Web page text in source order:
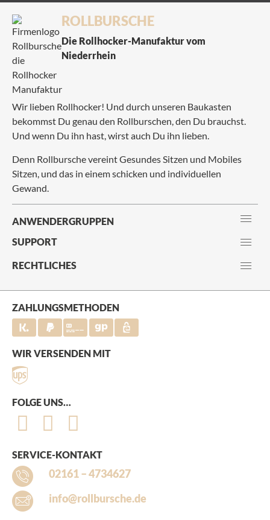
ROLLBURSCHE
Die Rollhocker-Manufaktur vom
Niederrhein
Wir lieben Rollhocker! Und durch unseren Baukasten
bekommst Du genau den Rollburschen, den Du brauchst.
Und wenn Du ihn hast, wirst auch Du ihn lieben.
Denn Rollbursche vereint Gesundes Sitzen und Mobiles
Sitzen, und das in einem schicken und individuellen
Gewand.
ANWENDERGRUPPEN
SUPPORT
RECHTLICHES
ZAHLUNGSMETHODEN
WIR VERSENDEN MIT
FOLGE UNS…
SERVICE-KONTAKT
02161 – 4734627
info@rollbursche.de